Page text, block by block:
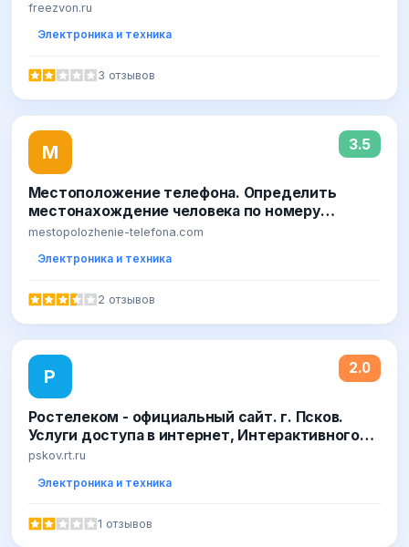
freezvon.ru
Электроника и техника
3 отзывов
М 3.5
Местоположение телефона. Определить
местонахождение человека по номеру
мобильного
mestopolozhenie-telefona.com
Электроника и техника
2 отзывов
Р 2.0
Ростелеком - официальный сайт. г. Псков.
Услуги доступа в интернет, Интерактивного
ТВ и телефонной связи
pskov.rt.ru
Электроника и техника
1 отзывов